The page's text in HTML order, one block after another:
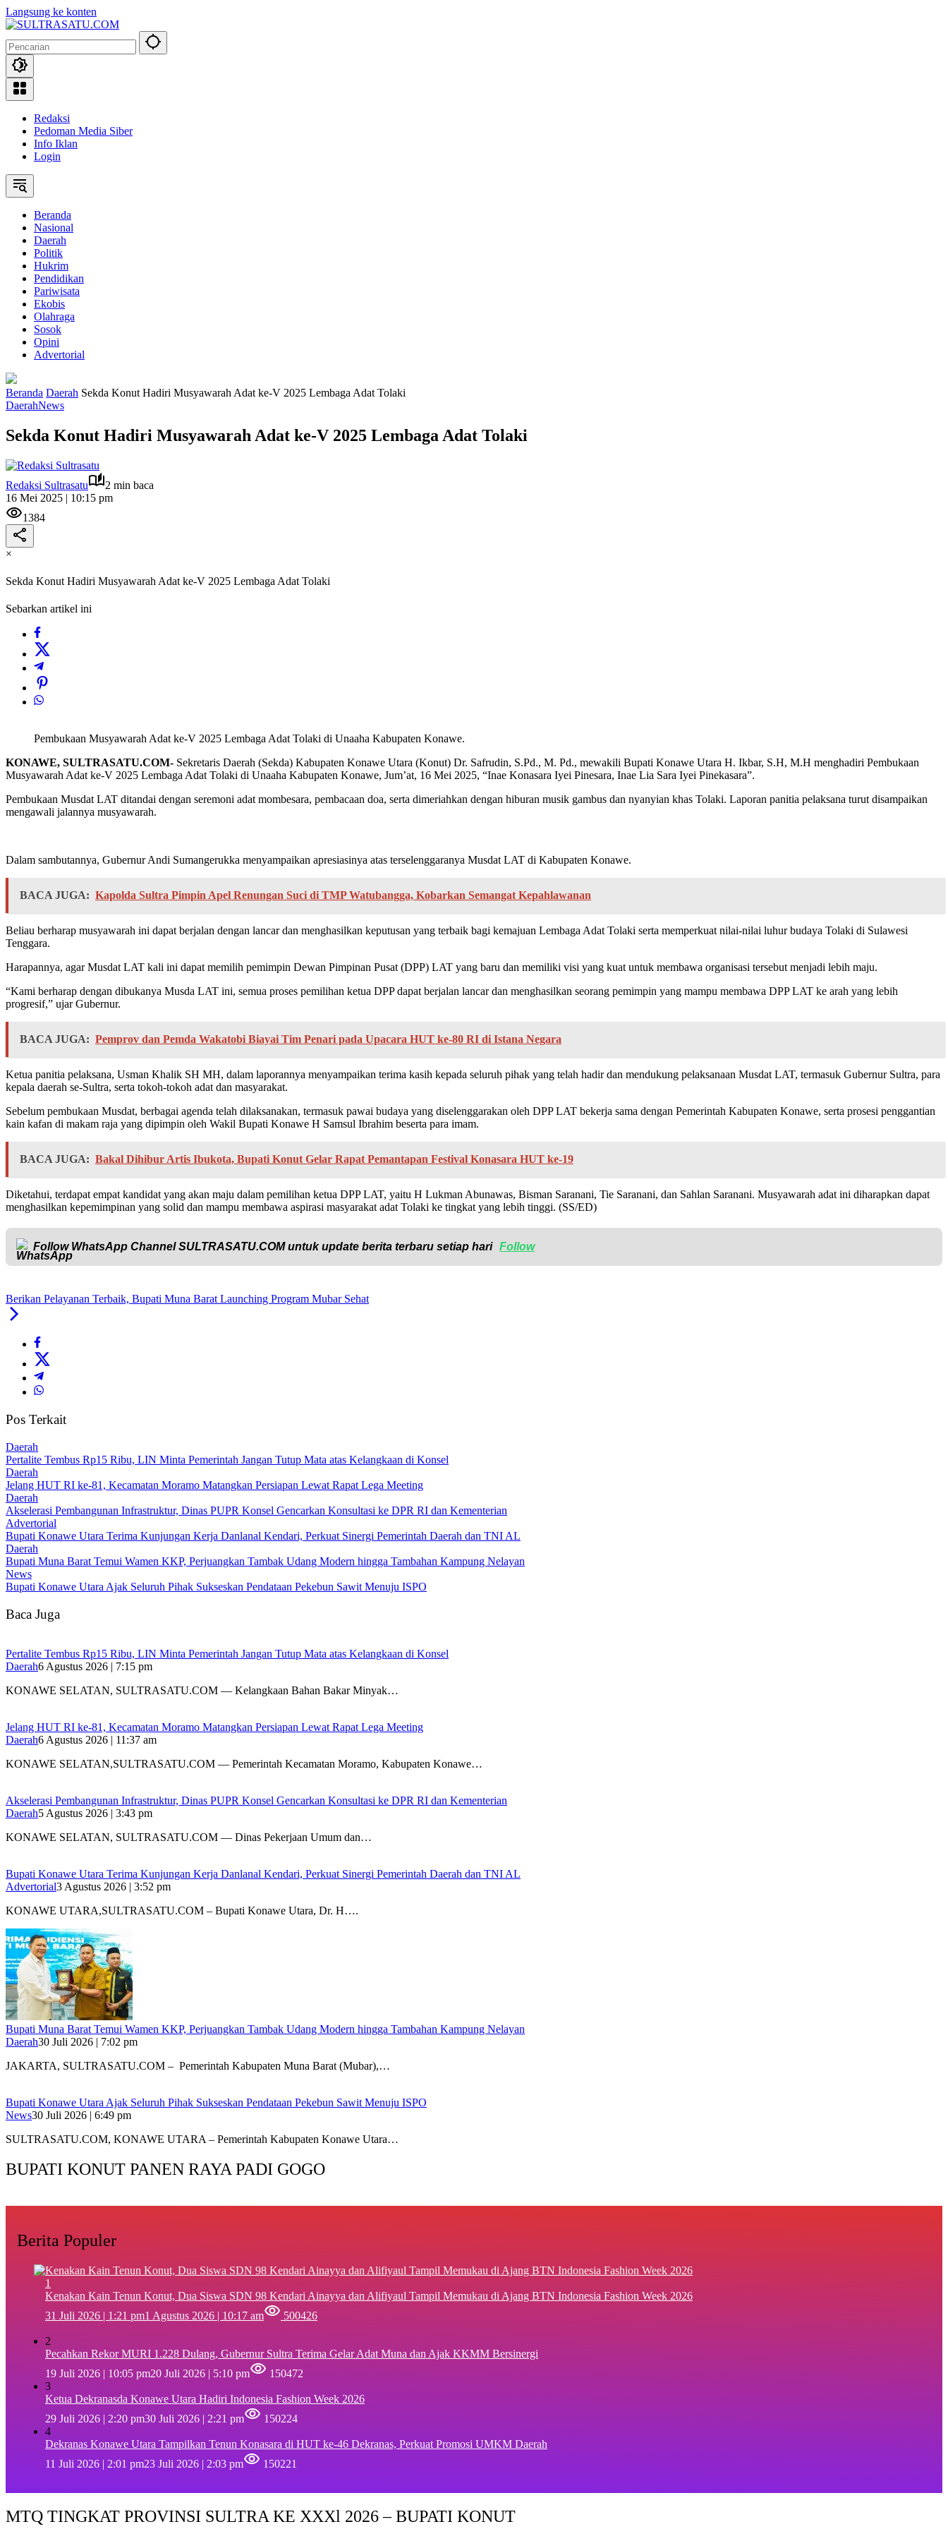
Langsung ke konten
Redaksi
Pedoman Media Siber
Info Iklan
Login
Beranda
Nasional
Daerah
Politik
Hukrim
Pendidikan
Pariwisata
Ekobis
Olahraga
Sosok
Opini
Advertorial
Beranda Daerah Sekda Konut Hadiri Musyawarah Adat ke-V 2025 Lembaga Adat Tolaki
DaerahNews
Sekda Konut Hadiri Musyawarah Adat ke-V 2025 Lembaga Adat Tolaki
Redaksi Sultrasatu
2 min baca
16 Mei 2025 | 10:15 pm
1384
×
Sekda Konut Hadiri Musyawarah Adat ke-V 2025 Lembaga Adat Tolaki
Sebarkan artikel ini
Pembukaan Musyawarah Adat ke-V 2025 Lembaga Adat Tolaki di Unaaha Kabupaten Konawe.
KONAWE, SULTRASATU.COM- Sekretaris Daerah (Sekda) Kabupaten Konawe Utara (Konut) Dr. Safrudin, S.Pd., M. Pd., mewakili Bupati Konawe Utara H. Ikbar, S.H, M.H menghadiri Pembukaan
Musyawarah Adat ke-V 2025 Lembaga Adat Tolaki di Unaaha Kabupaten Konawe, Jum’at, 16 Mei 2025, “Inae Konasara Iyei Pinesara, Inae Lia Sara Iyei Pinekasara”.
Pembukaan Musdat LAT ditandai dengan seremoni adat mombesara, pembacaan doa, serta dimeriahkan dengan hiburan musik gambus dan nyanyian khas Tolaki. Laporan panitia pelaksana turut disampaikan
mengawali jalannya musyawarah.
Dalam sambutannya, Gubernur Andi Sumangerukka menyampaikan apresiasinya atas terselenggaranya Musdat LAT di Kabupaten Konawe.
BACA JUGA: Kapolda Sultra Pimpin Apel Renungan Suci di TMP Watubangga, Kobarkan Semangat Kepahlawanan
Beliau berharap musyawarah ini dapat berjalan dengan lancar dan menghasilkan keputusan yang terbaik bagi kemajuan Lembaga Adat Tolaki serta memperkuat nilai-nilai luhur budaya Tolaki di Sulawesi
Tenggara.
Harapannya, agar Musdat LAT kali ini dapat memilih pemimpin Dewan Pimpinan Pusat (DPP) LAT yang baru dan memiliki visi yang kuat untuk membawa organisasi tersebut menjadi lebih maju.
“Kami berharap dengan dibukanya Musda LAT ini, semua proses pemilihan ketua DPP dapat berjalan lancar dan menghasilkan seorang pemimpin yang mampu membawa DPP LAT ke arah yang lebih
progresif,” ujar Gubernur.
BACA JUGA: Pemprov dan Pemda Wakatobi Biayai Tim Penari pada Upacara HUT ke-80 RI di Istana Negara
Ketua panitia pelaksana, Usman Khalik SH MH, dalam laporannya menyampaikan terima kasih kepada seluruh pihak yang telah hadir dan mendukung pelaksanaan Musdat LAT, termasuk Gubernur Sultra, para
kepala daerah se-Sultra, serta tokoh-tokoh adat dan masyarakat.
Sebelum pembukaan Musdat, berbagai agenda telah dilaksanakan, termasuk pawai budaya yang diselenggarakan oleh DPP LAT bekerja sama dengan Pemerintah Kabupaten Konawe, serta prosesi penggantian
kain kafan di makam raja yang dipimpin oleh Wakil Bupati Konawe H Samsul Ibrahim beserta para imam.
BACA JUGA: Bakal Dihibur Artis Ibukota, Bupati Konut Gelar Rapat Pemantapan Festival Konasara HUT ke-19
Diketahui, terdapat empat kandidat yang akan maju dalam pemilihan ketua DPP LAT, yaitu H Lukman Abunawas, Bisman Saranani, Tie Saranani, dan Sahlan Saranani. Musyawarah adat ini diharapkan dapat
menghasilkan kepemimpinan yang solid dan mampu membawa aspirasi masyarakat adat Tolaki ke tingkat yang lebih tinggi. (SS/ED)
Follow WhatsApp ChannelSULTRASATU.COMuntuk update berita terbaru setiap hari Follow
Berikan Pelayanan Terbaik, Bupati Muna Barat Launching Program Mubar Sehat
Pos Terkait
Daerah
‎Pertalite Tembus Rp15 Ribu, LIN Minta Pemerintah Jangan Tutup Mata atas Kelangkaan di Konsel
Daerah
‎Jelang HUT RI ke-81, Kecamatan Moramo Matangkan Persiapan Lewat Rapat Lega Meeting
Daerah
Akselerasi Pembangunan Infrastruktur, Dinas PUPR Konsel Gencarkan Konsultasi ke DPR RI dan Kementerian
Advertorial
Bupati Konawe Utara Terima Kunjungan Kerja Danlanal Kendari, Perkuat Sinergi Pemerintah Daerah dan TNI AL
Daerah
‎Bupati Muna Barat Temui Wamen KKP, Perjuangkan Tambak Udang Modern hingga Tambahan Kampung Nelayan
News
Bupati Konawe Utara Ajak Seluruh Pihak Sukseskan Pendataan Pekebun Sawit Menuju ISPO
Baca Juga
‎Pertalite Tembus Rp15 Ribu, LIN Minta Pemerintah Jangan Tutup Mata atas Kelangkaan di Konsel
Daerah6 Agustus 2026 | 7:15 pm
‎KONAWE SELATAN, SULTRASATU.COM — Kelangkaan Bahan Bakar Minyak…
‎Jelang HUT RI ke-81, Kecamatan Moramo Matangkan Persiapan Lewat Rapat Lega Meeting
Daerah6 Agustus 2026 | 11:37 am
KONAWE SELATAN,SULTRASATU.COM — Pemerintah Kecamatan Moramo, Kabupaten Konawe…
Akselerasi Pembangunan Infrastruktur, Dinas PUPR Konsel Gencarkan Konsultasi ke DPR RI dan Kementerian
Daerah5 Agustus 2026 | 3:43 pm
KONAWE SELATAN, SULTRASATU.COM — Dinas Pekerjaan Umum dan…
Bupati Konawe Utara Terima Kunjungan Kerja Danlanal Kendari, Perkuat Sinergi Pemerintah Daerah dan TNI AL
Advertorial3 Agustus 2026 | 3:52 pm
‎KONAWE UTARA,SULTRASATU.COM – Bupati Konawe Utara, Dr. H….
‎Bupati Muna Barat Temui Wamen KKP, Perjuangkan Tambak Udang Modern hingga Tambahan Kampung Nelayan
Daerah30 Juli 2026 | 7:02 pm
‎JAKARTA, SULTRASATU.COM – Pemerintah Kabupaten Muna Barat (Mubar),…
Bupati Konawe Utara Ajak Seluruh Pihak Sukseskan Pendataan Pekebun Sawit Menuju ISPO
News30 Juli 2026 | 6:49 pm
SULTRASATU.COM, KONAWE UTARA – Pemerintah Kabupaten Konawe Utara…
BUPATI KONUT PANEN RAYA PADI GOGO
Berita Populer
1
‎Kenakan Kain Tenun Konut, Dua Siswa SDN 98 Kendari Ainayya dan Alifiyaul Tampil Memukau di Ajang BTN Indonesia Fashion Week 2026
31 Juli 2026 | 1:21 pm1 Agustus 2026 | 10:17 am 500426
2
Pecahkan Rekor MURI 1.228 Dulang, Gubernur Sultra Terima Gelar Adat Muna dan Ajak KKMM Bersinergi
19 Juli 2026 | 10:05 pm20 Juli 2026 | 5:10 pm
150472
3
Ketua Dekranasda Konawe Utara Hadiri Indonesia Fashion Week 2026
29 Juli 2026 | 2:20 pm30 Juli 2026 | 2:21 pm
150224
4
Dekranas Konawe Utara Tampilkan Tenun Konasara di HUT ke-46 Dekranas, Perkuat Promosi UMKM Daerah
11 Juli 2026 | 2:01 pm23 Juli 2026 | 2:03 pm 150221
MTQ TINGKAT PROVINSI SULTRA KE XXXl 2026 – BUPATI KONUT